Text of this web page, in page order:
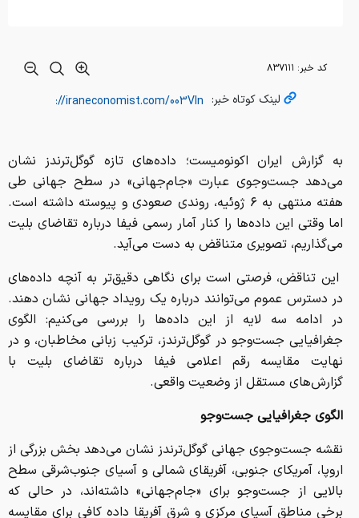
کد خبر: ۸۳۷۱۱۱
لینک کوتاه خبر:
به گزارش ایران اکونومیست؛ داده‌های تازه گوگل‌ترندز نشان
می‌دهد جست‌وجوی عبارت «جام‌جهانی» در سطح جهانی طی
هفته منتهی به ۶ ژوئیه، روندی صعودی و پیوسته داشته است.
اما وقتی این داده‌ها را کنار آمار رسمی فیفا درباره تقاضای بلیت
می‌گذاریم، تصویری متناقض به دست می‌آید.
این تناقض، فرصتی است برای نگاهی دقیق‌تر به آنچه داده‌های
در دسترس عموم می‌توانند درباره یک رویداد جهانی نشان دهند.
در ادامه سه لایه از این داده‌ها را بررسی می‌کنیم: الگوی
جغرافیایی جست‌وجو در گوگل‌ترندز، ترکیب زبانی مخاطبان، و در
نهایت مقایسه رقم اعلامی فیفا درباره تقاضای بلیت با
گزارش‌های مستقل از وضعیت واقعی.
الگوی جغرافیایی جست‌وجو
نقشه جست‌وجوی جهانی گوگل‌ترندز نشان می‌دهد بخش بزرگی از
اروپا، آمریکای جنوبی، آفریقای شمالی و آسیای جنوب‌شرقی سطح
بالایی از جست‌وجو برای «جام‌جهانی» داشته‌اند، در حالی که
برخی مناطق آسیای مرکزی و شرق آفریقا داده کافی برای مقایسه